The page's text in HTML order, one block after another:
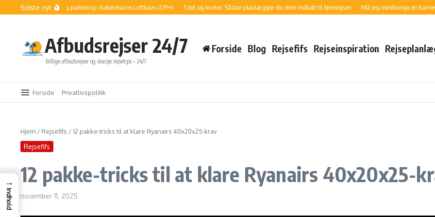
Fortsæt til indhold
Sidste nyt
finder du billig parkering i Københavns Lufthavn (CPH) Told og kvoter: Sådan planlægger du dine indkøb til hjemrejsen Må jeg medbringe en barnevogn
Afbudsrejser 24/7
Billige afbudsrejser og skarpe rejsetips – 24/7
Forside Blog Rejsefifs Rejseinspiration
Forside Privatlivspolitik
Hjem / Rejsefifs /12 pakke-tricks til at klare Ryanairs 40x20x25-krav
Rejsefifs
12 pakke-tricks til at klare Ryanairs 40x20x25-
november 11, 2025
→
Indhold